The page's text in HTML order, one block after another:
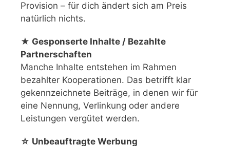
Provision – für dich ändert sich am Preis
natürlich nichts.
★ Gesponserte Inhalte / Bezahlte
Partnerschaften
Manche Inhalte entstehen im Rahmen
bezahlter Kooperationen. Das betrifft klar
gekennzeichnete Beiträge, in denen wir für
eine Nennung, Verlinkung oder andere
Leistungen vergütet werden.
☆ Unbeauftragte Werbung